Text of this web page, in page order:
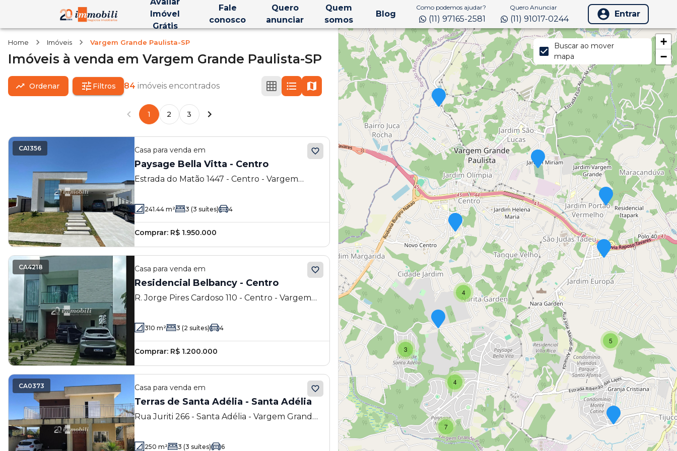
Imóvel
Grátis
Fale
conosco
Quero
anunciar
Quem
somos
Blog
Como podemos ajudar?
(11) 97165-2581
Quero Anunciar
(11) 91017-0244 Entrar
Home Imóveis Vargem Grande Paulista-SP
Imóveis à venda em Vargem Grande Paulista-SP
Ordenar Filtros 84 imóveis encontrados
1 2 3
CA1356 Casa para venda em
Paysage Bella Vitta - Centro
Estrada do Matão 1447 - Centro - Vargem
241.44 m² 3 (3 suítes) 4
Comprar: R$ 1.950.000
CA4218 Casa para venda em
Residencial Belbancy - Centro
R. Jorge Pires Cardoso 110 - Centro - Vargem
310 m² 3 (2 suítes) 4
Comprar: R$ 1.200.000
CA0373 Casa para venda em
Terras de Santa Adélia - Santa Adélia
Rua Juriti 266 - Santa Adélia - Vargem Grande
250 m² 3 (3 suítes) 6
5
3
7
4
4
+
−
Buscar ao mover
mapa